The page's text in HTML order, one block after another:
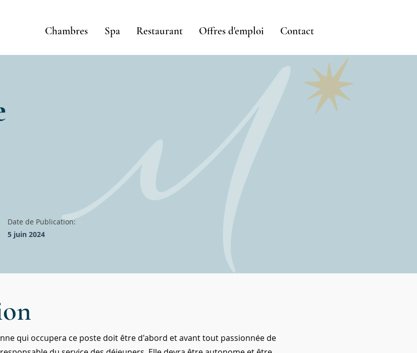
Chambres Spa Restaurant Offres d'emploi Contact
Date de Publication:
5 juin 2024
qui occupera ce poste doit être d'abord et avant tout passionnée de